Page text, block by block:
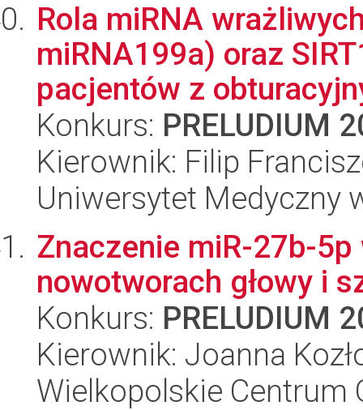
Rola miRNA
miRNA199a) oraz
pacjentów z
Konkurs: PRELUDIUM
Kierownik: Filip
Uniwersytet Medyczny
Znaczenie miR-27b-5p
nowotworach głowy i
Konkurs: PRELUDIUM
Kierownik: Joanna
Wielkopolskie Centrum